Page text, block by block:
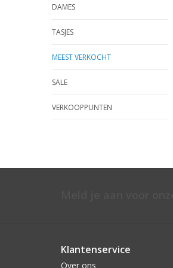
DAMES
TASJES
MEEST VERKOCHT
SALE
VERKOOPPUNTEN
Klantenservice
Over ons